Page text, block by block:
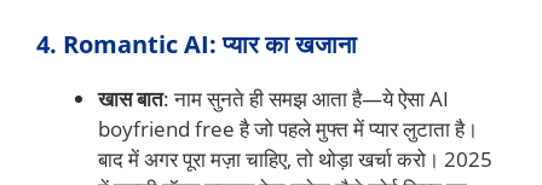
4. Romantic AI: प्यार का खजाना
खास बात: नाम सुनते ही समझ आता है—ये ऐसा AI
boyfriend free है जो पहले मुफ्त में प्यार लुटाता है।
बाद में अगर पूरा मज़ा चाहिए, तो थोड़ा खर्चा करो। 2025